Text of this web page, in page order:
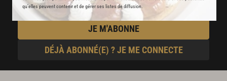
qu’elles peuvent contenir et de gérer ses listes de diffusion.
JE M'ABONNE
DÉJÀ ABONNÉ(E) ? JE ME CONNECTE